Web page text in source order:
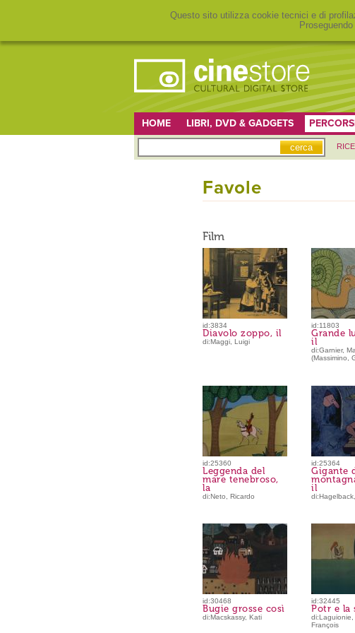
Questo sito utilizza cookie tecnici e di
HOME LIBRI, DVD & GADGETS
Favole
Film
id:3834
Diavolo zoppo, il
di:Maggi, Luigi
id:11803
Grande
il
di:Garnier,
(Massimino,
id:25360
Leggenda del
mare tenebroso,
la
di:Neto, Ricardo
id:25364
Gigante
il
id:30468
Bugie grosse così
di:Macskassy, Kati
id:32445
Potr e la
di:Laguionie,
François